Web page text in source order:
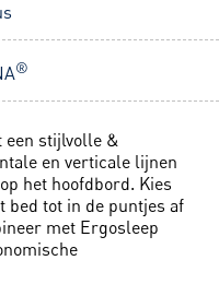
®
een stijlvolle &
en verticale lijnen
het hoofdbord. Kies
bed tot in de puntjes af
met Ergosleep